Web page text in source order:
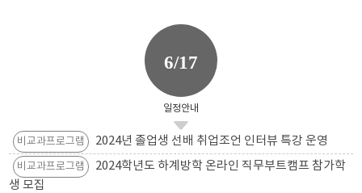
6/17
일정안내
비교과프로그램 2024년 졸업생 선배 취업조언 인터뷰 특강 운영
비교과프로그램
2024학년도 하계방학 온라인 직무부트캠프 참가학
생 모집